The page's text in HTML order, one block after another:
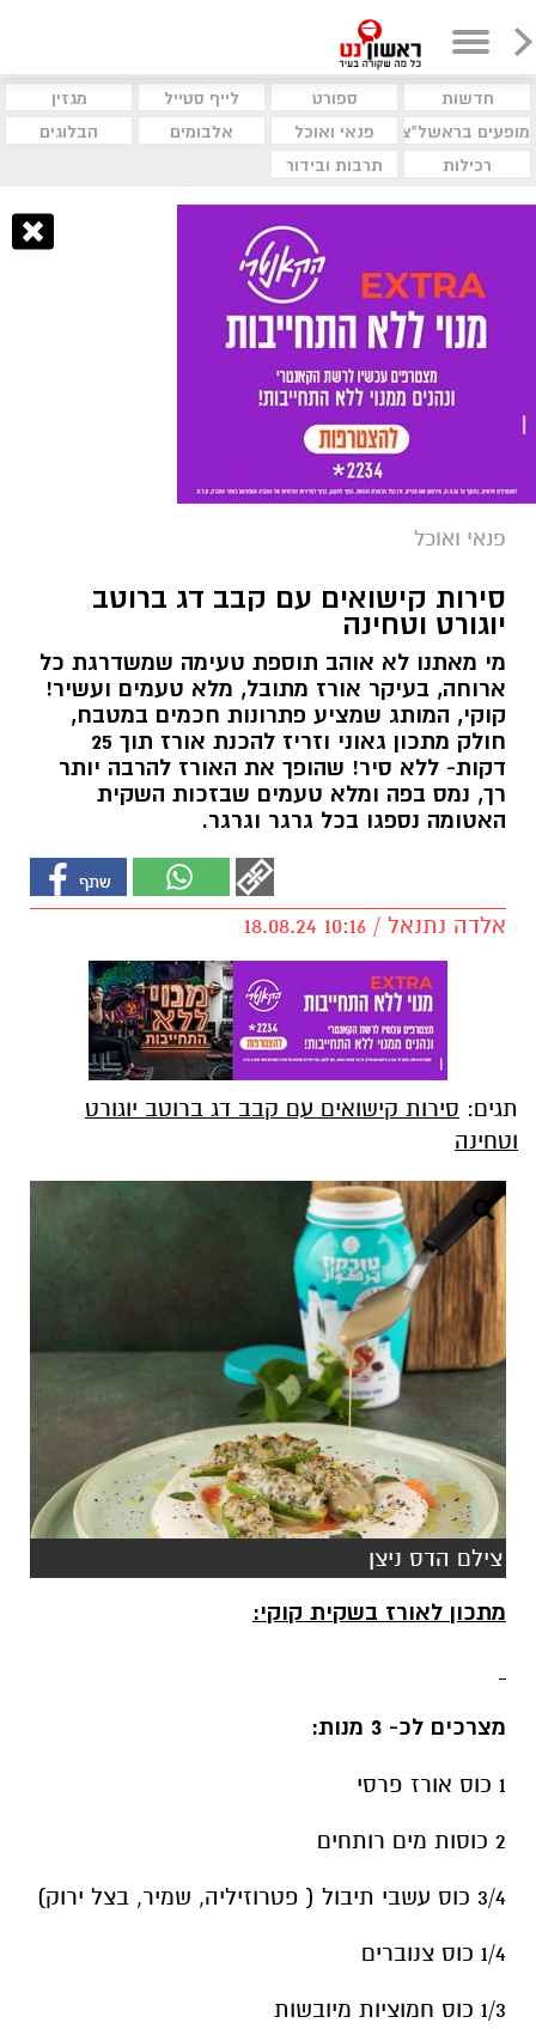
חדשות ספורט לייף סטייל
מגזין
מופעים בראשל"צ
פנאי ואוכל אלבומים
הבלוגים
רכילות
תרבות ובידור
פנאי ואוכל
סירות קישואים עם קבב דג ברוטב
יוגורט וטחינה
מי מאתנו לא אוהב תוספת טעימה שמשדרגת כל
ארוחה, בעיקר אורז מתובל, מלא טעמים ועשיר!
קוקי, המותג שמציע פתרונות חכמים במטבח,
חולק מתכון גאוני וזריז להכנת אורז תוך 25
דקות- ללא סיר! שהופך את האורז להרבה יותר
רך, נמס בפה ומלא טעמים שבזכות השקית
האטומה נספגו בכל גרגר וגרגר.
אלדה נתנאל / 10:16 18.08.24
תגים: סירות קישואים עם קבב דג ברוטב יוגורט
וטחינה
צילם הדס ניצן
מתכון לאורז בשקית קוקי:
מצרכים לכ- 3 מנות:
1 כוס אורז פרסי
2 כוסות מים רותחים
3/4 כוס עשבי תיבול ( פטרוזיליה, שמיר, בצל ירוק)
1/4 כוס צנוברים
1/3 כוס חמוציות מיובשות